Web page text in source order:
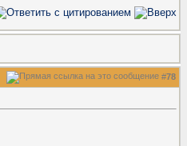
#78